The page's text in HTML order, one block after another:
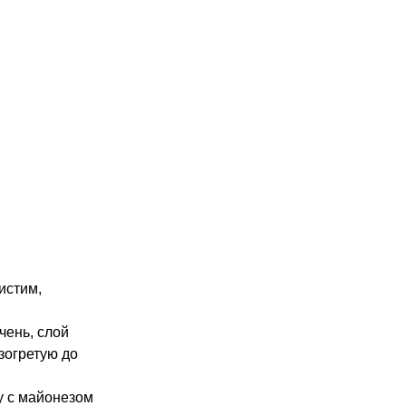
слой
до
с майонезом